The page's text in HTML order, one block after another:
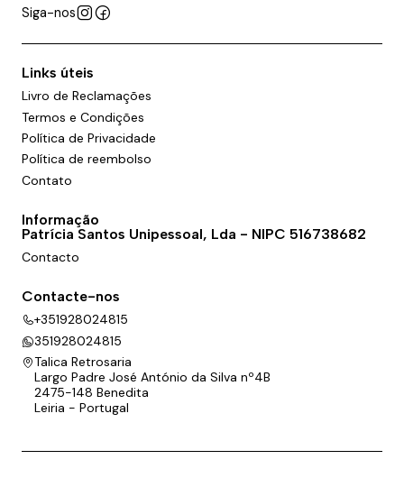
Siga-nos
Links úteis
Livro de Reclamações
Termos e Condições
Política de Privacidade
Política de reembolso
Contato
Informação
Patrícia Santos Unipessoal, Lda - NIPC 516738682
Contacto
Contacte-nos
+351928024815
351928024815
Talica Retrosaria
Largo Padre José António da Silva nº4B
2475-148 Benedita
Leiria - Portugal